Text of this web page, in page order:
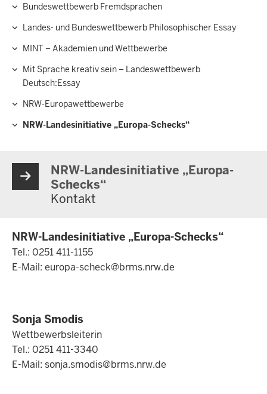
Bundeswettbewerb Fremdsprachen
Landes- und Bundeswettbewerb Philosophischer Essay
MINT – Akademien und Wettbewerbe
Mit Sprache kreativ sein – Landeswettbewerb
Deutsch:Essay
NRW-Europawettbewerbe
NRW-Landesinitiative „Europa-Schecks“
NRW-Landesinitiative „Europa-
Schecks“
Kontakt
NRW-Landesinitiative „Europa-Schecks“
Tel.: 0251 411-1155
E-Mail: europa-scheck@brms.nrw.de
Sonja Smodis
Wettbewerbsleiterin
Tel.: 0251 411-3340
E-Mail: sonja.smodis@brms.nrw.de